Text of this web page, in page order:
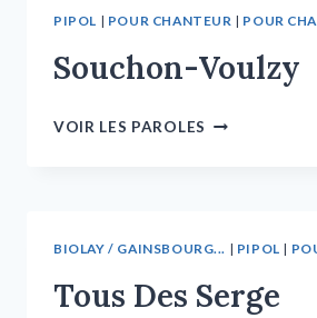
PIPOL | POUR CHANTEUR | POUR
Souchon-Voulzy
VOIR LES PAROLES
BIOLAY / GAINSBOURG... | PIPOL |
Tous Des Serge